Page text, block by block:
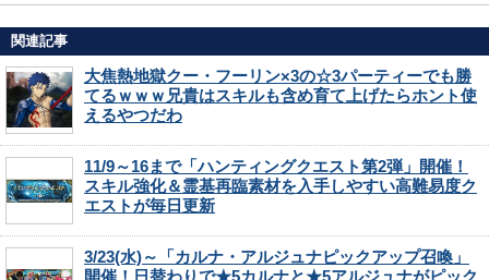
関連記事
大焦熱地獄クー・フーリン×3の☆3パーティーでも勝
てるｗｗｗ兄貴はスキルも含め育て上げたらホント使
えるやつだわ
11/9～16まで「ハンティングクエスト第2弾」開催！
スキル強化＆霊基再臨素材を入手しやすい高難易度ク
エストが毎日更新
3/23(水)～「カルナ・アルジュナピックアップ召喚」
開催！日替わりで★5カルナと★5アルジュナがピック